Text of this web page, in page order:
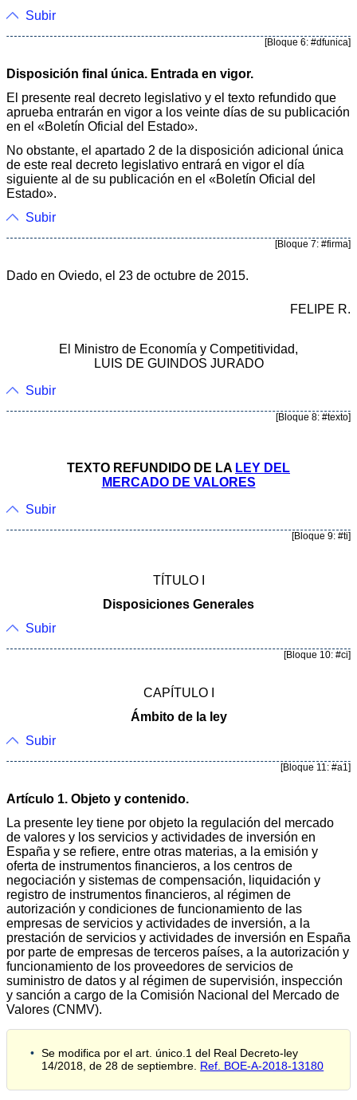
Subir
[Bloque 6: #dfunica]
Disposición final única. Entrada en vigor.
El presente real decreto legislativo y el texto refundido que
aprueba entrarán en vigor a los veinte días de su publicación
en el «Boletín Oficial del Estado».
No obstante, el apartado 2 de la disposición adicional única
de este real decreto legislativo entrará en vigor el día
siguiente al de su publicación en el «Boletín Oficial del
Estado».
Subir
[Bloque 7: #firma]
Dado en Oviedo, el 23 de octubre de 2015.
FELIPE R.
El Ministro de Economía y Competitividad,
LUIS DE GUINDOS JURADO
Subir
[Bloque 8: #texto]
TEXTO REFUNDIDO DE LA LEY DEL
MERCADO DE VALORES
Subir
[Bloque 9: #ti]
TÍTULO I
Disposiciones Generales
Subir
[Bloque 10: #ci]
CAPÍTULO I
Ámbito de la ley
Subir
[Bloque 11: #a1]
Artículo 1. Objeto y contenido.
La presente ley tiene por objeto la regulación del mercado
de valores y los servicios y actividades de inversión en
España y se refiere, entre otras materias, a la emisión y
oferta de instrumentos financieros, a los centros de
negociación y sistemas de compensación, liquidación y
registro de instrumentos financieros, al régimen de
autorización y condiciones de funcionamiento de las
empresas de servicios y actividades de inversión, a la
prestación de servicios y actividades de inversión en España
por parte de empresas de terceros países, a la autorización y
funcionamiento de los proveedores de servicios de
suministro de datos y al régimen de supervisión, inspección
y sanción a cargo de la Comisión Nacional del Mercado de
Valores (CNMV).
Se modifica por el art. único.1 del Real Decreto-ley
14/2018, de 28 de septiembre. Ref. BOE-A-2018-13180